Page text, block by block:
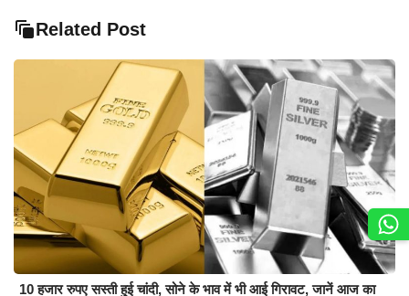
Related Post
10 हजार रुपए सस्ती हुई चांदी, सोने के भाव में भी आई गिरावट, जानें आज का